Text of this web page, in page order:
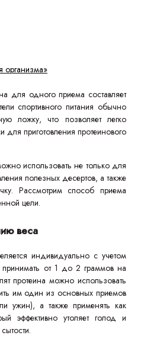
организма»
для одного приема составляет
спортивного питания обычно
ложку, что позволяет легко
для приготовления протеинового
использовать не только для
полезных десертов, а также
Рассмотрим способ приема
цели.
веса
индивидуально с учетом
от 1 до 2 граммов на
протеина можно использовать
им один из основных приемов
ужин), а также применять как
эффективно утоляет голод и